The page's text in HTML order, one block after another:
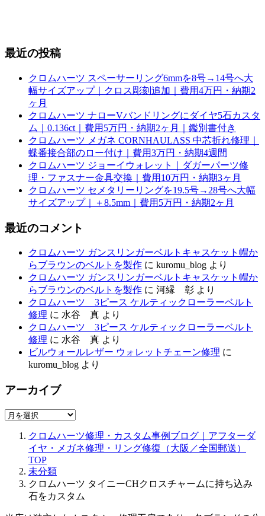
最近の投稿
クロムハーツ スペーサーリング6mmを8号→14号へ大
幅サイズアップ｜クロス彫刻追加｜費用4万円・納期2
ヶ月
クロムハーツ ナローVバンドリングにダイヤ5石カスタ
ム｜0.136ct｜費用5万円・納期2ヶ月｜鑑別書付き
クロムハーツ メガネ CORNHAULASS 中芯折れ修理｜
蝶番接合部のロー付け｜費用3万円・納期4週間
クロムハーツ ジョーイウォレット｜ダガーパーツ修
理・ファスナー金具交換｜費用10万円・納期3ヶ月
クロムハーツ セメタリーリングを19.5号→28号へ大幅
サイズアップ｜＋8.5mm｜費用5万円・納期2ヶ月
最近のコメント
クロムハーツ ガンスリンガーベルトキャスケット帽か
らブラウンのベルトを製作 に kuromu_blog より
クロムハーツ ガンスリンガーベルトキャスケット帽か
らブラウンのベルトを製作 に 河縁 彰 より
クロムハーツ 3ピース ケルティックローラーベルト
修理 に 水谷 真 より
クロムハーツ 3ピース ケルティックローラーベルト
修理 に 水谷 真 より
ビルウォールレザー ウォレットチェーン修理 に
kuromu_blog より
アーカイブ
ア
クロムハーツ修理・カスタム事例ブログ｜アフターダ
イヤ・メガネ修理・リング修復（大阪／全国郵送）
TOP
未分類
クロムハーツ タイニーCHクロスチャームに持ち込み
石をカスタム